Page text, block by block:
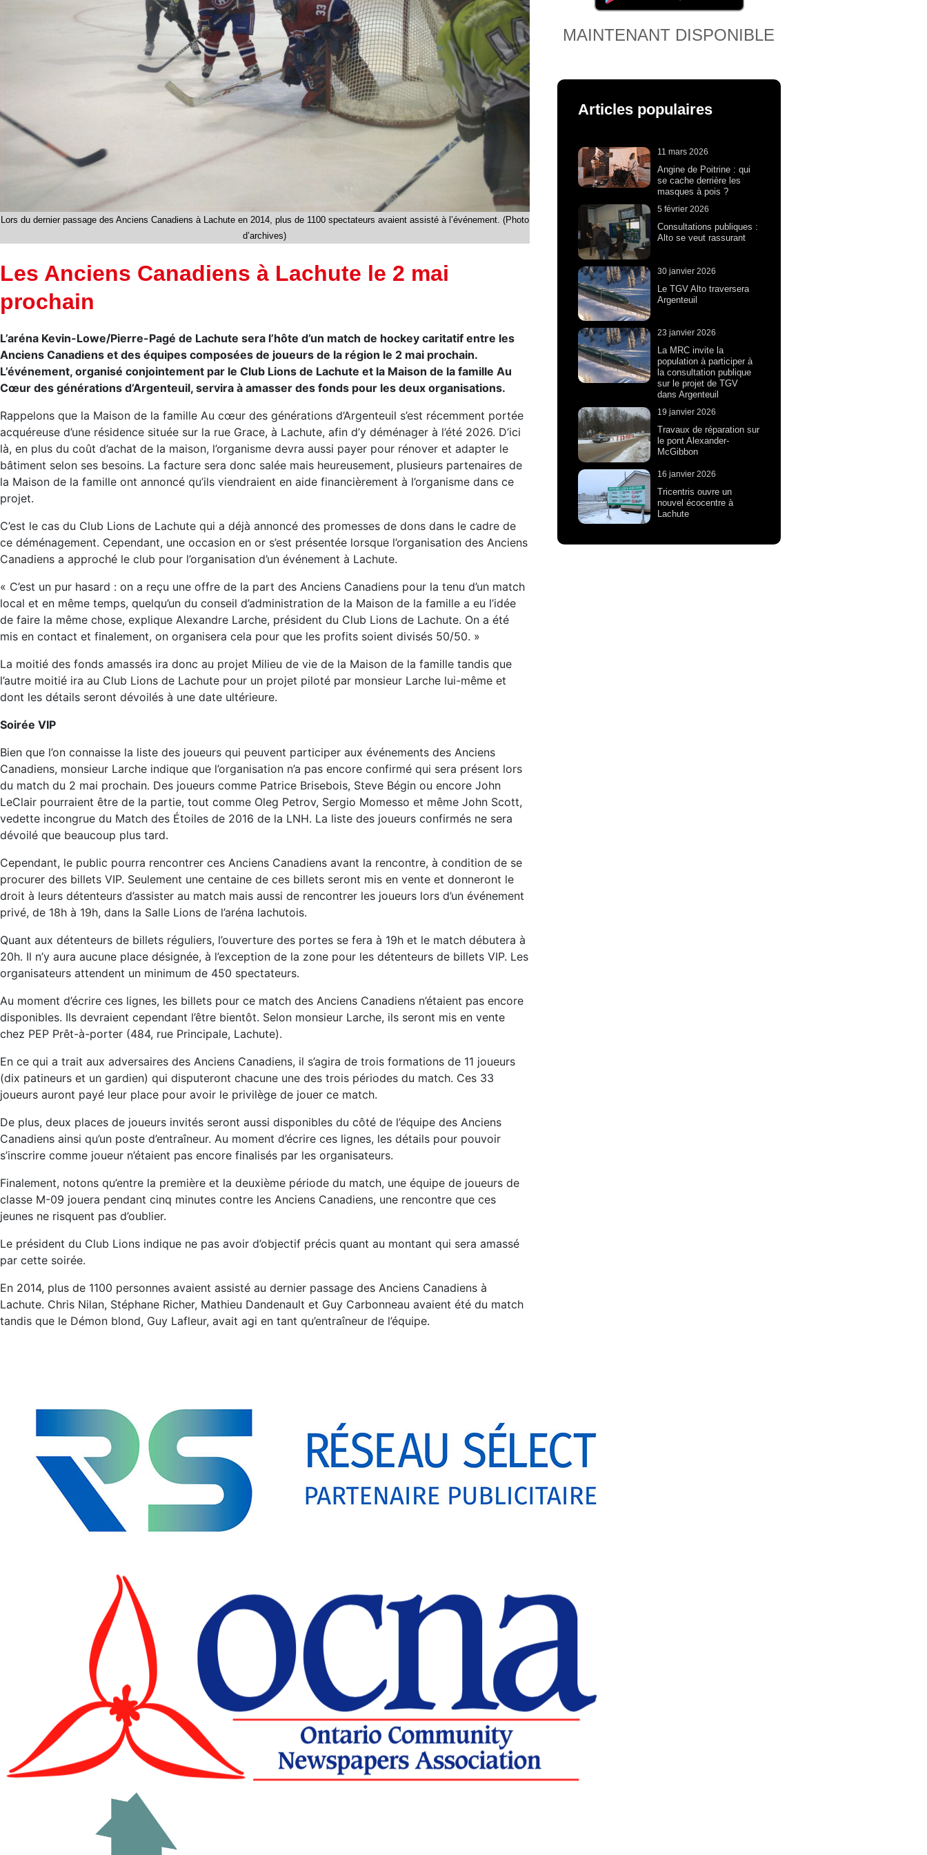
Lors du dernier passage des Anciens Canadiens à Lachute en 2014, plus de 1100 spectateurs avaient assisté à l’événement. (Photo
d’archives)
Les Anciens Canadiens à Lachute le 2 mai
prochain
L’aréna Kevin-Lowe/Pierre-Pagé de Lachute sera l’hôte d’un match de hockey caritatif entre les
Anciens Canadiens et des équipes composées de joueurs de la région le 2 mai prochain.
L’événement, organisé conjointement par le Club Lions de Lachute et la Maison de la famille Au
Cœur des générations d’Argenteuil, servira à amasser des fonds pour les deux organisations.
Rappelons que la Maison de la famille Au cœur des générations d’Argenteuil s’est récemment portée
acquéreuse d’une résidence située sur la rue Grace, à Lachute, afin d’y déménager à l’été 2026. D’ici
là, en plus du coût d’achat de la maison, l’organisme devra aussi payer pour rénover et adapter le
bâtiment selon ses besoins. La facture sera donc salée mais heureusement, plusieurs partenaires de
la Maison de la famille ont annoncé qu’ils viendraient en aide financièrement à l’organisme dans ce
projet.
C’est le cas du Club Lions de Lachute qui a déjà annoncé des promesses de dons dans le cadre de
ce déménagement. Cependant, une occasion en or s’est présentée lorsque l’organisation des Anciens
Canadiens a approché le club pour l’organisation d’un événement à Lachute.
« C’est un pur hasard : on a reçu une offre de la part des Anciens Canadiens pour la tenu d’un match
local et en même temps, quelqu’un du conseil d’administration de la Maison de la famille a eu l’idée
de faire la même chose, explique Alexandre Larche, président du Club Lions de Lachute. On a été
mis en contact et finalement, on organisera cela pour que les profits soient divisés 50/50. »
La moitié des fonds amassés ira donc au projet Milieu de vie de la Maison de la famille tandis que
l’autre moitié ira au Club Lions de Lachute pour un projet piloté par monsieur Larche lui-même et
dont les détails seront dévoilés à une date ultérieure.
Soirée VIP
Bien que l’on connaisse la liste des joueurs qui peuvent participer aux événements des Anciens
Canadiens, monsieur Larche indique que l’organisation n’a pas encore confirmé qui sera présent lors
du match du 2 mai prochain. Des joueurs comme Patrice Brisebois, Steve Bégin ou encore John
LeClair pourraient être de la partie, tout comme Oleg Petrov, Sergio Momesso et même John Scott,
vedette incongrue du Match des Étoiles de 2016 de la LNH. La liste des joueurs confirmés ne sera
dévoilé que beaucoup plus tard.
Cependant, le public pourra rencontrer ces Anciens Canadiens avant la rencontre, à condition de se
procurer des billets VIP. Seulement une centaine de ces billets seront mis en vente et donneront le
droit à leurs détenteurs d’assister au match mais aussi de rencontrer les joueurs lors d’un événement
privé, de 18h à 19h, dans la Salle Lions de l’aréna lachutois.
Quant aux détenteurs de billets réguliers, l’ouverture des portes se fera à 19h et le match débutera à
20h. Il n’y aura aucune place désignée, à l’exception de la zone pour les détenteurs de billets VIP. Les
organisateurs attendent un minimum de 450 spectateurs.
Au moment d’écrire ces lignes, les billets pour ce match des Anciens Canadiens n’étaient pas encore
disponibles. Ils devraient cependant l’être bientôt. Selon monsieur Larche, ils seront mis en vente
chez PEP Prêt-à-porter (484, rue Principale, Lachute).
En ce qui a trait aux adversaires des Anciens Canadiens, il s’agira de trois formations de 11 joueurs
(dix patineurs et un gardien) qui disputeront chacune une des trois périodes du match. Ces 33
joueurs auront payé leur place pour avoir le privilège de jouer ce match.
De plus, deux places de joueurs invités seront aussi disponibles du côté de l’équipe des Anciens
Canadiens ainsi qu’un poste d’entraîneur. Au moment d’écrire ces lignes, les détails pour pouvoir
s’inscrire comme joueur n’étaient pas encore finalisés par les organisateurs.
Finalement, notons qu’entre la première et la deuxième période du match, une équipe de joueurs de
classe M-09 jouera pendant cinq minutes contre les Anciens Canadiens, une rencontre que ces
jeunes ne risquent pas d’oublier.
Le président du Club Lions indique ne pas avoir d’objectif précis quant au montant qui sera amassé
par cette soirée.
En 2014, plus de 1100 personnes avaient assisté au dernier passage des Anciens Canadiens à
Lachute. Chris Nilan, Stéphane Richer, Mathieu Dandenault et Guy Carbonneau avaient été du match
tandis que le Démon blond, Guy Lafleur, avait agi en tant qu’entraîneur de l’équipe.
MAINTENANT DISPONIBLE
Articles populaires
11 mars 2026
Angine de Poitrine : qui
se cache derrière les
masques à pois ?
5 février 2026
Consultations publiques :
Alto se veut rassurant
30 janvier 2026
Le TGV Alto traversera
Argenteuil
23 janvier 2026
La MRC invite la
population à participer à
la consultation publique
sur le projet de TGV
dans Argenteuil
19 janvier 2026
Travaux de réparation sur
le pont Alexander-
McGibbon
16 janvier 2026
Tricentris ouvre un
nouvel écocentre à
Lachute